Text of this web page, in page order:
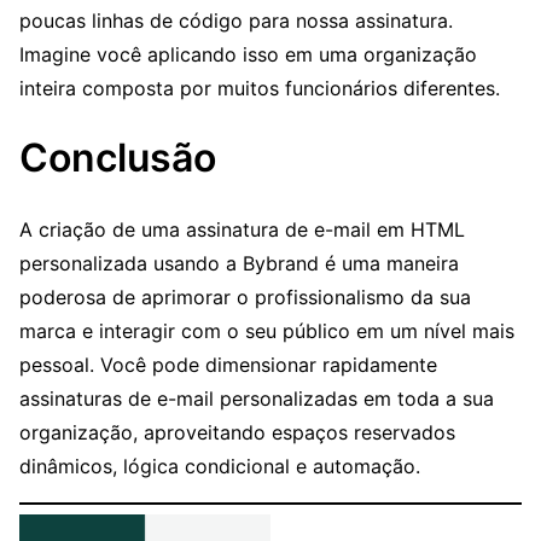
poucas linhas de código para nossa assinatura.
Imagine você aplicando isso em uma organização
inteira composta por muitos funcionários diferentes.
Conclusão
A criação de uma assinatura de e-mail em HTML
personalizada usando a Bybrand é uma maneira
poderosa de aprimorar o profissionalismo da sua
marca e interagir com o seu público em um nível mais
pessoal. Você pode dimensionar rapidamente
assinaturas de e-mail personalizadas em toda a sua
organização, aproveitando espaços reservados
dinâmicos, lógica condicional e automação.